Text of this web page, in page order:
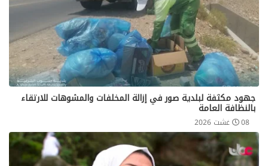
جهود مكثفة لبلدية صور في إزالة المخلفات والمشوهات للارتقاء
بالنظافة العامة
08 غشت 2026